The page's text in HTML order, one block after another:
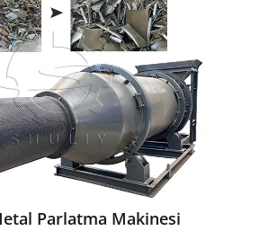
Parlatma Makinesi